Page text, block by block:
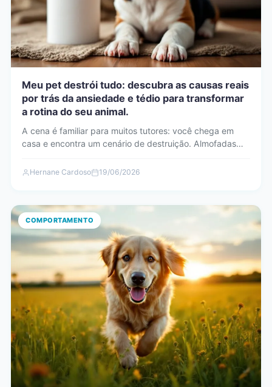
Meu pet destrói tudo: descubra as causas reais
por trás da ansiedade e tédio para transformar
a rotina do seu animal.
A cena é familiar para muitos tutores: você chega em
casa e encontra um cenário de destruição. Almofadas…
Hernane Cardoso 19/06/2026
COMPORTAMENTO